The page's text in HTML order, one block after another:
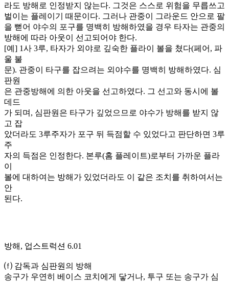
라도 방해로 인정받지 않는다. 그것은 스스로 위험을 무릅쓰고
벌이는 플레이기 때문이다. 그러나 관중이 그라운드 안으로 팔
을 뻗어 야수의 포구를 명백히 방해하였을 경우 타자는 관중의
방해에 따라 아웃이 선고되어야 한다.
[예] 1사 3루, 타자가 외야로 깊숙한 플라이 볼을 쳤다(페어, 파
울 불
문). 관중이 타구를 잡으려는 외야수를 명백히 방해하였다. 심
판원
은 관중방해에 의한 아웃을 선고하였다. 그 선고와 동시에 볼
데드
가 되며, 심판원은 타구가 깊었으므로 야수가 방해를 받지 않
고 잡
았더라도 3루주자가 포구 뒤 득점할 수 있었다고 판단하면 3루
주
자의 득점은 인정한다. 본루(홈 플레이트)로부터 가까운 플라
이
볼에 대하여는 방해가 있었더라도 이 같은 조치를 취하여서는
안
된다.
방해, 업스트럭션 6.01
⒡ 감독과 심판원의 방해
송구가 우연히 베이스 코치에게 닿거나, 투구 또는 송구가 심